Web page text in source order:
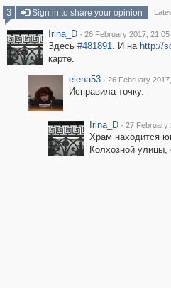
3
Sign in to share your opinion
Irina_D · 26 February 2017, 21:05
Здесь #481891. И на http://
карте.
elena53 · 26 February
Исправила точку.
Irina_D · 27 February
Храм находится
Колхозной улицы,